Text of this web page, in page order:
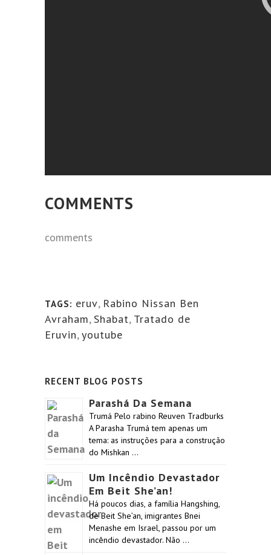
COMMENTS
comments
TAGS: eruv, Rabino Nissan Ben
Avraham, Shabat, Tratado de
Eruvin,youtube
RECENT BLOG POSTS
Parashá Da Semana
Trumá Pelo rabino Reuven Tradburks
A Parasha Trumá tem apenas um
tema: as instruções para a construção
do Mishkan …
Um Incêndio Devastador
Em Beit She’an!
Há poucos dias, a família Hangshing,
de Beit She’an, imigrantes Bnei
Menashe em Israel, passou por um
incêndio devastador. Não …